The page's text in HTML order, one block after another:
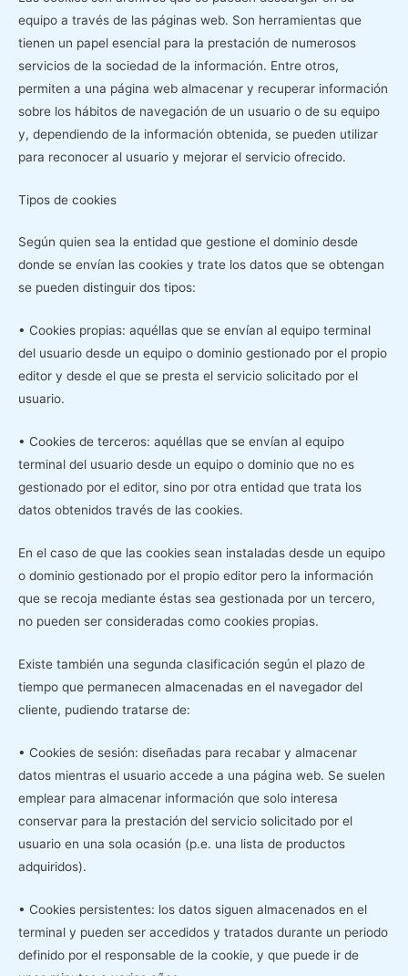
equipo a través de las páginas web. Son herramientas que
tienen un papel esencial para la prestación de numerosos
servicios de la sociedad de la información. Entre otros,
permiten a una página web almacenar y recuperar información
sobre los hábitos de navegación de un usuario o de su equipo
y, dependiendo de la información obtenida, se pueden utilizar
para reconocer al usuario y mejorar el servicio ofrecido.
Tipos de cookies
Según quien sea la entidad que gestione el dominio desde
donde se envían las cookies y trate los datos que se obtengan
se pueden distinguir dos tipos:
• Cookies propias: aquéllas que se envían al equipo terminal
del usuario desde un equipo o dominio gestionado por el propio
editor y desde el que se presta el servicio solicitado por el
usuario.
• Cookies de terceros: aquéllas que se envían al equipo
terminal del usuario desde un equipo o dominio que no es
gestionado por el editor, sino por otra entidad que trata los
datos obtenidos través de las cookies.
En el caso de que las cookies sean instaladas desde un equipo
o dominio gestionado por el propio editor pero la información
que se recoja mediante éstas sea gestionada por un tercero,
no pueden ser consideradas como cookies propias.
Existe también una segunda clasificación según el plazo de
tiempo que permanecen almacenadas en el navegador del
cliente, pudiendo tratarse de:
• Cookies de sesión: diseñadas para recabar y almacenar
datos mientras el usuario accede a una página web. Se suelen
emplear para almacenar información que solo interesa
conservar para la prestación del servicio solicitado por el
usuario en una sola ocasión (p.e. una lista de productos
adquiridos).
• Cookies persistentes: los datos siguen almacenados en el
terminal y pueden ser accedidos y tratados durante un periodo
definido por el responsable de la cookie, y que puede ir de